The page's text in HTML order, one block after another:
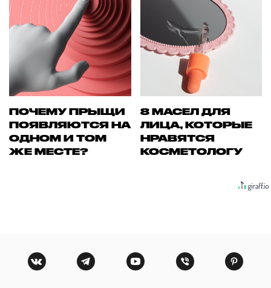
ПОЧЕМУ ПРЫЩИ
ПОЯВЛЯЮТСЯ НА
ОДНОМ И ТОМ
ЖЕ МЕСТЕ?
8 МАСЕЛ ДЛЯ
ЛИЦА, КОТОРЫЕ
НРАВЯТСЯ
КОСМЕТОЛОГУ